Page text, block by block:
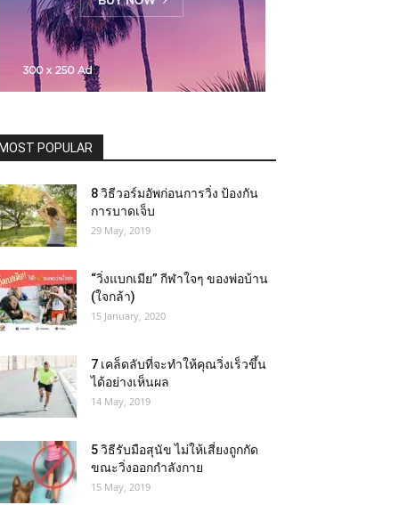
MOST POPULAR
8 วิธีวอร์มอัพก่อนการวิ่ง ป้องกัน
การบาดเจ็บ
29 May, 2019
“วิ่งแบกเมีย” กีฬาใจๆ ของพ่อบ้าน
(ใจกล้า)
15 January, 2020
7 เคล็ดลับที่จะทำให้คุณวิ่งเร็วขึ้น
ได้อย่างเห็นผล
14 May, 2019
5 วิธีรับมือสุนัข ไม่ให้เสี่ยงถูกกัด
ขณะวิ่งออกกำลังกาย
15 May, 2019